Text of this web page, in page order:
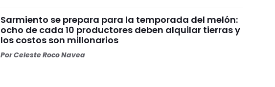
Sarmiento se prepara para la temporada del melón:
ocho de cada 10 productores deben alquilar tierras y
los costos son millonarios
PorCeleste Roco Navea